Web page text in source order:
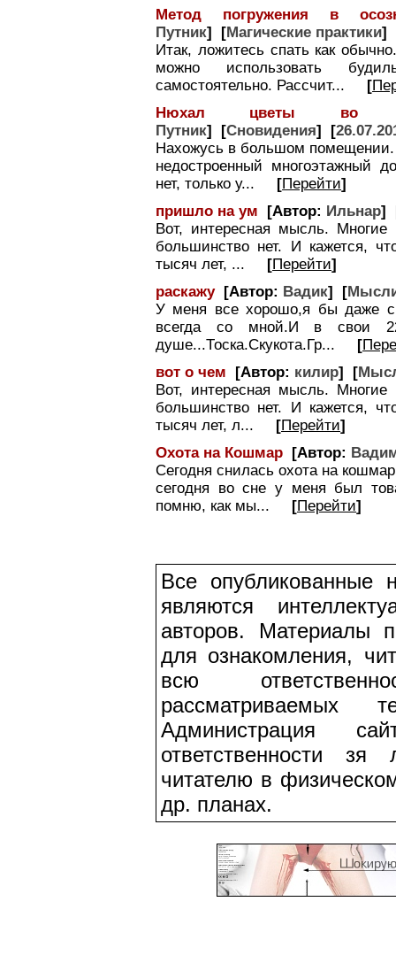
Метод погружения в
Путник] [Магические практики]
Итак, ложитесь спать как
можно использовать
самостоятельно. Рассчит... [
Нюхал цветы во
Путник] [Сновидения] [
Нахожусь в большом помещении.
недостроенный многоэтажный
нет, только у... [Перейти]
пришло на ум [Автор: Ильнар]
Вот, интересная мысль.
большинство нет. И кажется,
тысяч лет, ... [Перейти]
раскажу[Автор: Вадик] [
У меня все хорошо,я бы даже
всегда со мной.И в свои
душе...Тоска.Скукота.Гр... [
вот о чем [Автор: килир] [
Вот, интересная мысль.
большинство нет. И кажется,
тысяч лет, л... [Перейти]
Охота на Кошмар [Автор:
Сегодня снилась охота на
сегодня во сне у меня был
помню, как мы... [Перейти]
Все опубликованные
являются
авторов. Материалы
для ознакомления,
всю
Администрация
ответственности
читателю в
др. планах.